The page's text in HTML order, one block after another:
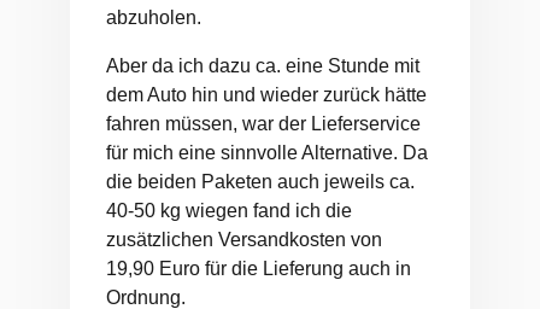
abzuholen.
Aber da ich dazu ca. eine Stunde mit
dem Auto hin und wieder zurück hätte
fahren müssen, war der Lieferservice
für mich eine sinnvolle Alternative. Da
die beiden Paketen auch jeweils ca.
40-50 kg wiegen fand ich die
zusätzlichen Versandkosten von
19,90 Euro für die Lieferung auch in
Ordnung.